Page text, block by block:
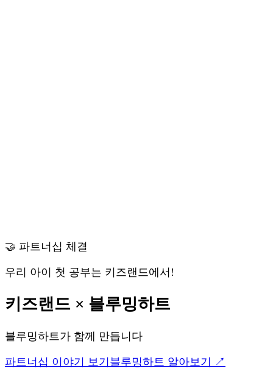
🤝 파트너십 체결
우리 아이 첫 공부는 키즈랜드에서!
키즈랜드 × 블루밍하트
블루밍하트 가 함께 만듭니다
파트너십 이야기 보기 블루밍하트 알아보기 ↗